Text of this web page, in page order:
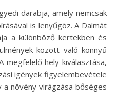
darabja, amely nemcsak
is lenyűgöz. A Dalmát
a különböző kertekben és
között való könnyű
megfelelő hely kiválasztása,
igények figyelembevétele
növény virágzása bőséges